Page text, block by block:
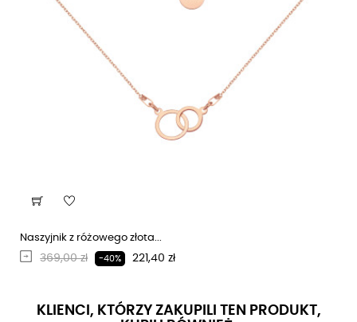
Naszyjnik z różowego złota...
Regularna cena
369,00 zł -40% Cena
221,40 zł
KLIENCI, KTÓRZY ZAKUPILI TEN PRODUKT,